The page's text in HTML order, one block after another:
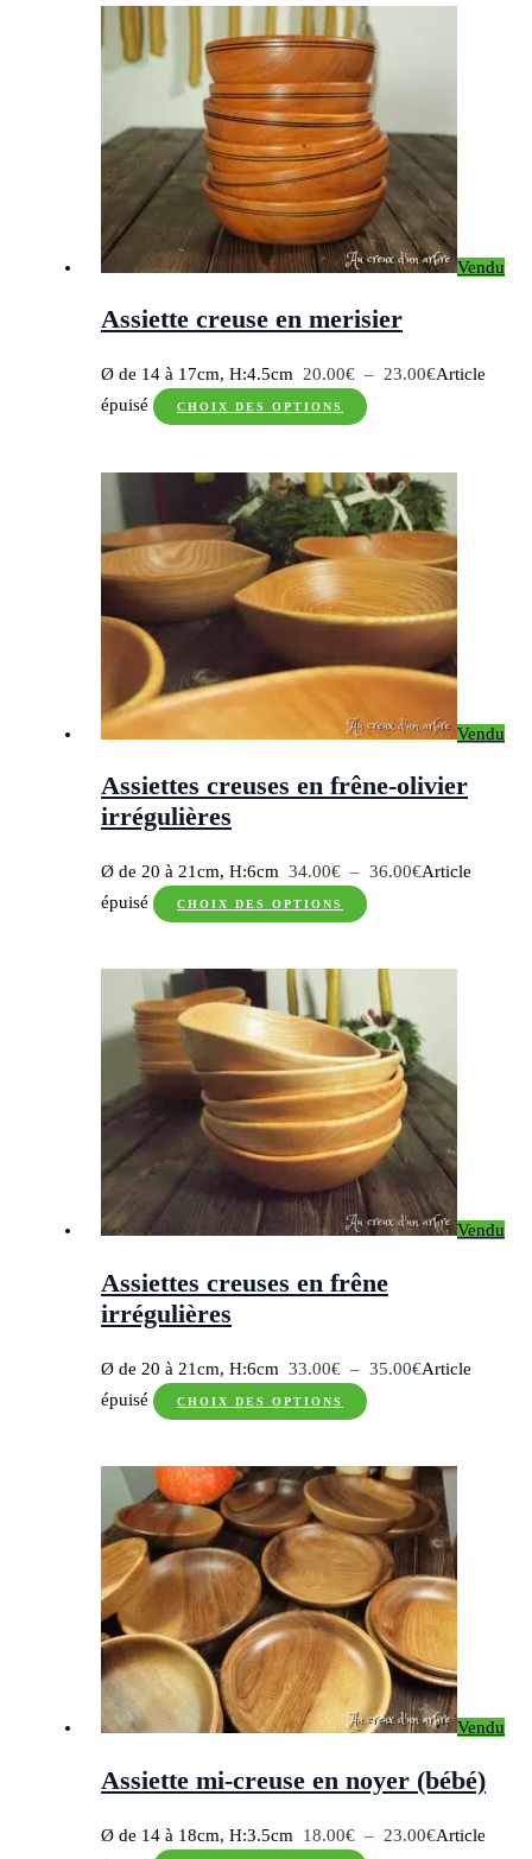
plusieurs
variations.
Les
options
peuvent
être
choisies
sur
la
page
du
produit
Vendu
Assiette creuse en merisier
Ø de 14 à 17cm, H:4.5cm 20.00€ – 23.00€Plage
à
23.00€
Article
épuisé
CHOIX DES OPTIONS
Ce
plusieurs
variations.
Les
options
peuvent
être
choisies
la
du
Vendu
Assiettes creuses en frêne-olivier
irrégulières
Ø de 20 à 21cm, H:6cm34.00€ – 36.00€Plage
Article
épuisé
CHOIX DES OPTIONS
Ce
plusieurs
variations.
Les
options
peuvent
être
choisies
sur
la
du
Vendu
Assiettes creuses en frêne
irrégulières
Ø de 20 à 21cm, H:6cm33.00€ – 35.00€Plage
à
35.00€
Article
épuisé
CHOIX DES OPTIONS
Ce
plusieurs
variations.
Les
options
peuvent
être
choisies
sur
la
du
produit
Vendu
Assiette mi-creuse en noyer (bébé)
Ø de 14 à 18cm, H:3.5cm 18.00€ – 23.00€Plage
Article